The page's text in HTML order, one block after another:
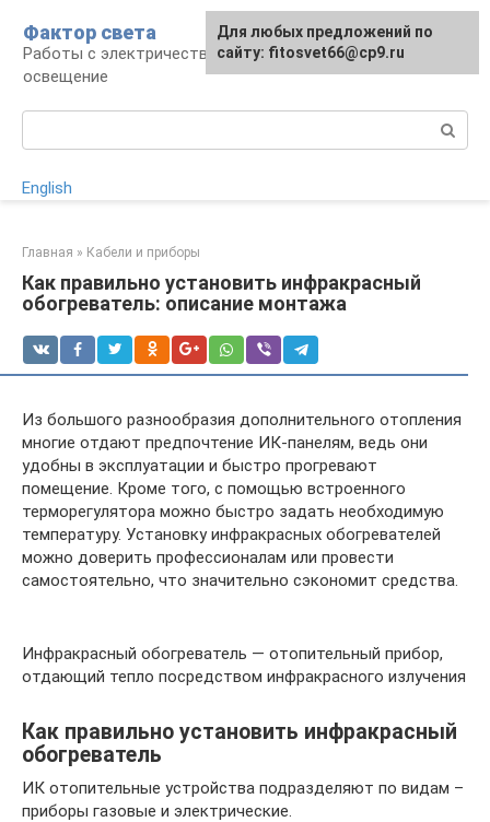
контенту
Фактор света
Работы с электричеством, электроприборы и
освещение
English
Главная » Кабели и приборы
Как правильно установить инфракрасный
обогреватель: описание монтажа
Из большого разнообразия дополнительного отопления
многие отдают предпочтение ИК-панелям, ведь они
удобны в эксплуатации и быстро прогревают
помещение. Кроме того, с помощью встроенного
терморегулятора можно быстро задать необходимую
температуру. Установку инфракрасных обогревателей
можно доверить профессионалам или провести
самостоятельно, что значительно сэкономит средства.
Инфракрасный обогреватель — отопительный прибор,
отдающий тепло посредством инфракрасного излучения
Как правильно установить инфракрасный
обогреватель
ИК отопительные устройства подразделяют по видам –
приборы газовые и электрические.
Для любых предложений по
сайту: fitosvet66@cp9.ru